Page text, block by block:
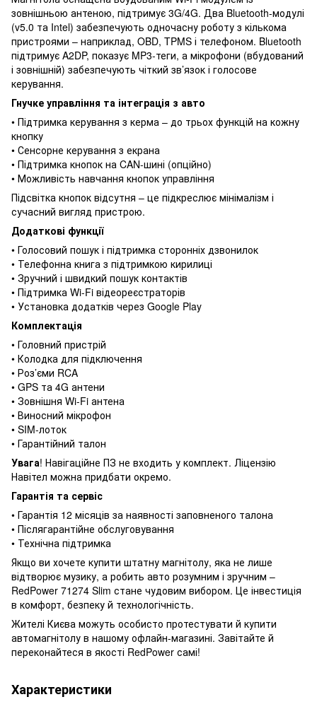
зовнішньою антеною, підтримує 3G/4G. Два Bluetooth-модулі
(v5.0 та Intel) забезпечують одночасну роботу з кількома
пристроями – наприклад, OBD, TPMS і телефоном. Bluetooth
підтримує A2DP, показує MP3-теги, а мікрофони (вбудований
і зовнішній) забезпечують чіткий зв’язок і голосове
керування.
Гнучке управління та інтеграція з авто
• Підтримка керування з керма – до трьох функцій на кожну
кнопку
• Сенсорне керування з екрана
• Підтримка кнопок на CAN-шині (опційно)
• Можливість навчання кнопок управління
Підсвітка кнопок відсутня – це підкреслює мінімалізм і
сучасний вигляд пристрою.
Додаткові функції
• Голосовий пошук і підтримка сторонніх дзвонилок
• Телефонна книга з підтримкою кирилиці
• Зручний і швидкий пошук контактів
• Підтримка Wi-Fi відеореєстраторів
• Установка додатків через Google Play
Комплектація
• Головний пристрій
• Колодка для підключення
• Роз’єми RCA
• GPS та 4G антени
• Зовнішня Wi-Fi антена
• Виносний мікрофон
• SIM-лоток
• Гарантійний талон
Увага! Навігаційне ПЗ не входить у комплект. Ліцензію
Навітел можна придбати окремо.
Гарантія та сервіс
• Гарантія 12 місяців за наявності заповненого талона
• Післягарантійне обслуговування
• Технічна підтримка
Якщо ви хочете купити штатну магнітолу, яка не лише
відтворює музику, а робить авто розумним і зручним –
RedPower 71274 Slim стане чудовим вибором. Це інвестиція
в комфорт, безпеку й технологічність.
Жителі Києва можуть особисто протестувати й купити
автомагнітолу в нашому офлайн-магазині. Завітайте й
переконайтеся в якості RedPower самі!
Характеристики